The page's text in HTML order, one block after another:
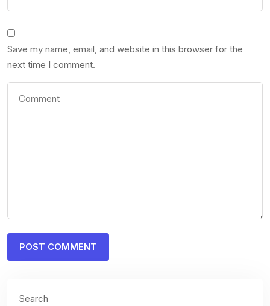
Save my name, email, and website in this browser for the
next time I comment.
Search